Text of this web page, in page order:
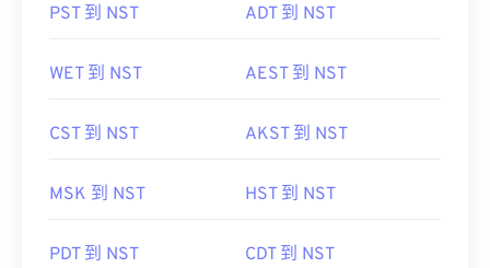
PST 到 NST ADT 到 NST
WET 到 NST AEST 到 NST
CST 到 NST AKST 到 NST
MSK 到 NST HST 到 NST
PDT 到 NST CDT 到 NST